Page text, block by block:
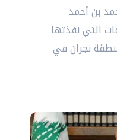
بن أحمد
التي نفذتها
نجران في